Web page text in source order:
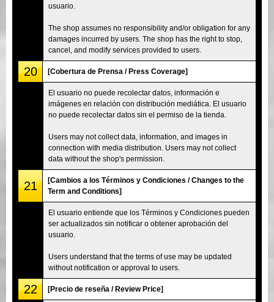
usuario.
The shop assumes no responsibility and/or obligation for any
damages incurred by users. The shop has the right to stop,
cancel, and modify services provided to users.
20 [Cobertura de Prensa / Press Coverage]
El usuario no puede recolectar datos, información e
imágenes en relación con distribución mediática. El usuario
no puede recolectar datos sin el permiso de la tienda.
Users may not collect data, information, and images in
connection with media distribution. Users may not collect
data without the shop's permission.
21
[Cambios a los Términos y Condiciones / Changes to the
Term and Conditions]
El usuario entiende que los Términos y Condiciones pueden
ser actualizados sin notificar o obtener aprobación del
usuario.
Users understand that the terms of use may be updated
without notification or approval to users.
22 [Precio de reseña / Review Price]